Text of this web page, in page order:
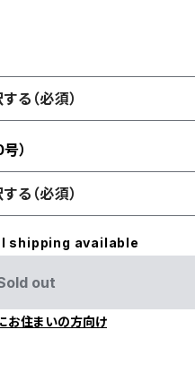
る（必須）
）
る（必須）
shipping available
out
お住まいの方向け